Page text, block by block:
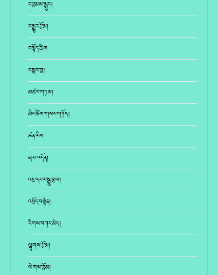
བརྩམས་སྒྲུང་།
བསྒྱུར་རྩོམ།
བསྟོད་ཚིག
བསླབ་བྱ།
མཚར་གཏམ།
མིང་ཚིག་གསར་གཏོད།
ཚན་རིག
ཞལ་འདོན།
འདྲ་དཔར་སྒྱུ་རྩལ།
འཕྲོད་བསྟེན།
རིགས་བཀར་མེད།
ལྷུགས་རྩོམ།
ལེགས་རྩོམ།